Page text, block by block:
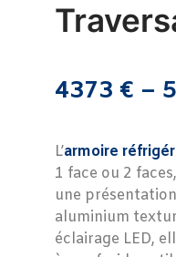
4373 € –
L’armoire
1 face ou 2
une
aluminium
éclairage LED,